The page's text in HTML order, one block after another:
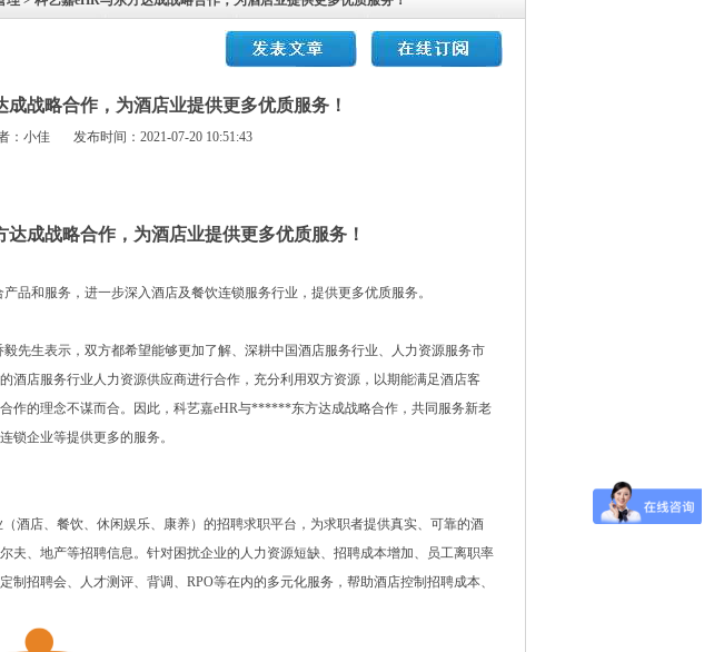
成战略合作，为酒店业提供更多优质服务！
：小佳 发布时间：2021-07-20 10:51:43
达成战略合作，为酒店业提供更多优质服务！
品和服务，进一步深入酒店及餐饮连锁服务行业，提供更多优质服务。
先生表示，双方都希望能够更加了解、深耕中国酒店服务行业、人力资源服务市
酒店服务行业人力资源供应商进行合作，充分利用双方资源，以期能满足酒店客
作的理念不谋而合。因此，科艺嘉eHR与******东方达成战略合作，共同服务新老
锁企业等提供更多的服务。
酒店、餐饮、休闲娱乐、康养）的招聘求职平台，为求职者提供真实、可靠的酒
夫、地产等招聘信息。针对困扰企业的人力资源短缺、招聘成本增加、员工离职率
招聘会、人才测评、背调、 RPO等在内的多元化服务，帮助酒店控制招聘成本、